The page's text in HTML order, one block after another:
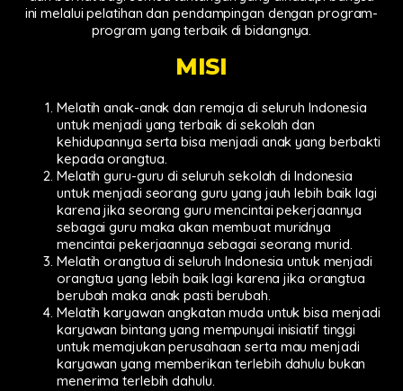
ini melalui pelatihan dan pendampingan dengan program-
program yang terbaik di bidangnya.
MISI
Melatih anak-anak dan remaja di seluruh Indonesia
untuk menjadi yang terbaik di sekolah dan
kehidupannya serta bisa menjadi anak yang berbakti
kepada orangtua.
Melatih guru-guru di seluruh sekolah di Indonesia
untuk menjadi seorang guru yang jauh lebih baik lagi
karena jika seorang guru mencintai pekerjaannya
sebagai guru maka akan membuat muridnya
mencintai pekerjaannya sebagai seorang murid.
Melatih orangtua di seluruh Indonesia untuk menjadi
orangtua yang lebih baik lagi karena jika orangtua
berubah maka anak pasti berubah.
Melatih karyawan angkatan muda untuk bisa menjadi
karyawan bintang yang mempunyai inisiatif tinggi
untuk memajukan perusahaan serta mau menjadi
karyawan yang memberikan terlebih dahulu bukan
menerima terlebih dahulu.